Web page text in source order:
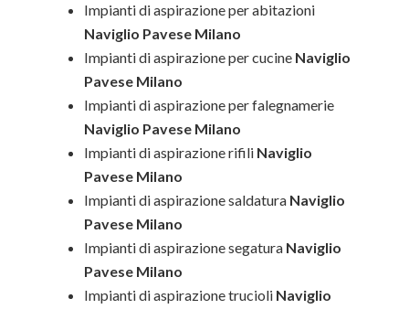
Impianti di aspirazione per abitazioni
Naviglio Pavese Milano
Impianti di aspirazione per cucine Naviglio
Pavese Milano
Impianti di aspirazione per falegnamerie
Naviglio Pavese Milano
Impianti di aspirazione rifili Naviglio
Pavese Milano
Impianti di aspirazione saldatura Naviglio
Pavese Milano
Impianti di aspirazione segatura Naviglio
Pavese Milano
Impianti di aspirazione trucioli Naviglio